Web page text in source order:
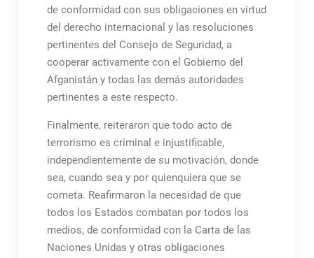
de conformidad con sus obligaciones en virtud
del derecho internacional y las resoluciones
pertinentes del Consejo de Seguridad, a
cooperar activamente con el Gobierno del
Afganistán y todas las demás autoridades
pertinentes a este respecto.
Finalmente, reiteraron que todo acto de
terrorismo es criminal e injustificable,
independientemente de su motivación, donde
sea, cuando sea y por quienquiera que se
cometa. Reafirmaron la necesidad de que
todos los Estados combatan por todos los
medios, de conformidad con la Carta de las
Naciones Unidas y otras obligaciones